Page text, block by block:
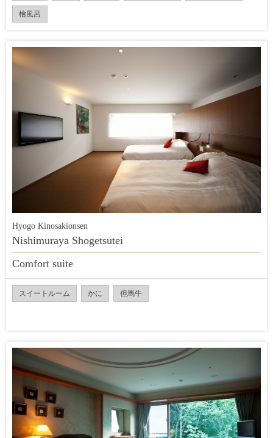
檜風呂
Hyogo Kinosakionsen
Nishimuraya Shogetsutei
Comfort suite
スイートルーム かに 但馬牛